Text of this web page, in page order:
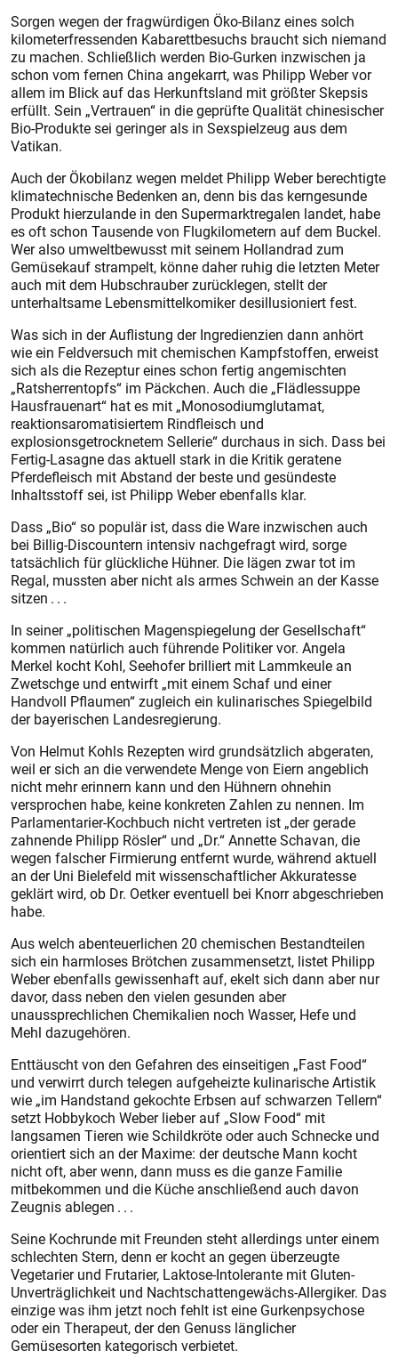
Sorgen wegen der fragwürdigen Öko-Bilanz eines solch
kilometerfressenden Kabarettbesuchs braucht sich niemand
zu machen. Schließlich werden Bio-Gurken inzwischen ja
schon vom fernen China angekarrt, was Philipp Weber vor
allem im Blick auf das Herkunftsland mit größter Skepsis
erfüllt. Sein „Vertrauen“ in die geprüfte Qualität chinesischer
Bio-Produkte sei geringer als in Sexspielzeug aus dem
Vatikan.
Auch der Ökobilanz wegen meldet Philipp Weber berechtigte
klimatechnische Bedenken an, denn bis das kerngesunde
Produkt hierzulande in den Supermarktregalen landet, habe
es oft schon Tausende von Flugkilometern auf dem Buckel.
Wer also umweltbewusst mit seinem Hollandrad zum
Gemüsekauf strampelt, könne daher ruhig die letzten Meter
auch mit dem Hubschrauber zurücklegen, stellt der
unterhaltsame Lebensmittelkomiker desillusioniert fest.
Was sich in der Auflistung der Ingredienzien dann anhört
wie ein Feldversuch mit chemischen Kampfstoffen, erweist
sich als die Rezeptur eines schon fertig angemischten
„Ratsherrentopfs“ im Päckchen. Auch die „Flädlessuppe
Hausfrauenart“ hat es mit „Monosodiumglutamat,
reaktionsaromatisiertem Rindfleisch und
explosionsgetrocknetem Sellerie“ durchaus in sich. Dass bei
Fertig-Lasagne das aktuell stark in die Kritik geratene
Pferdefleisch mit Abstand der beste und gesündeste
Inhaltsstoff sei, ist Philipp Weber ebenfalls klar.
Dass „Bio“ so populär ist, dass die Ware inzwischen auch
bei Billig-Discountern intensiv nachgefragt wird, sorge
tatsächlich für glückliche Hühner. Die lägen zwar tot im
Regal, mussten aber nicht als armes Schwein an der Kasse
sitzen . . .
In seiner „politischen Magenspiegelung der Gesellschaft“
kommen natürlich auch führende Politiker vor. Angela
Merkel kocht Kohl, Seehofer brilliert mit Lammkeule an
Zwetschge und entwirft „mit einem Schaf und einer
Handvoll Pflaumen“ zugleich ein kulinarisches Spiegelbild
der bayerischen Landesregierung.
Von Helmut Kohls Rezepten wird grundsätzlich abgeraten,
weil er sich an die verwendete Menge von Eiern angeblich
nicht mehr erinnern kann und den Hühnern ohnehin
versprochen habe, keine konkreten Zahlen zu nennen. Im
Parlamentarier-Kochbuch nicht vertreten ist „der gerade
zahnende Philipp Rösler“ und „Dr.“ Annette Schavan, die
wegen falscher Firmierung entfernt wurde, während aktuell
an der Uni Bielefeld mit wissenschaftlicher Akkuratesse
geklärt wird, ob Dr. Oetker eventuell bei Knorr abgeschrieben
habe.
Aus welch abenteuerlichen 20 chemischen Bestandteilen
sich ein harmloses Brötchen zusammensetzt, listet Philipp
Weber ebenfalls gewissenhaft auf, ekelt sich dann aber nur
davor, dass neben den vielen gesunden aber
unaussprechlichen Chemikalien noch Wasser, Hefe und
Mehl dazugehören.
Enttäuscht von den Gefahren des einseitigen „Fast Food“
und verwirrt durch telegen aufgeheizte kulinarische Artistik
wie „im Handstand gekochte Erbsen auf schwarzen Tellern“
setzt Hobbykoch Weber lieber auf „Slow Food“ mit
langsamen Tieren wie Schildkröte oder auch Schnecke und
orientiert sich an der Maxime: der deutsche Mann kocht
nicht oft, aber wenn, dann muss es die ganze Familie
mitbekommen und die Küche anschließend auch davon
Zeugnis ablegen . . .
Seine Kochrunde mit Freunden steht allerdings unter einem
schlechten Stern, denn er kocht an gegen überzeugte
Vegetarier und Frutarier, Laktose-Intolerante mit Gluten-
Unverträglichkeit und Nachtschattengewächs-Allergiker. Das
einzige was ihm jetzt noch fehlt ist eine Gurkenpsychose
oder ein Therapeut, der den Genuss länglicher
Gemüsesorten kategorisch verbietet.